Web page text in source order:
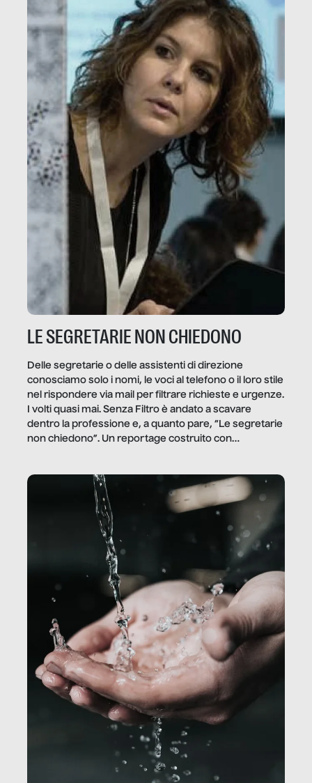
LE SEGRETARIE NON CHIEDONO
Delle segretarie o delle assistenti di direzione
conosciamo solo i nomi, le voci al telefono o il loro stile
nel rispondere via mail per filtrare richieste e urgenze.
I volti quasi mai. Senza Filtro è andato a scavare
dentro la professione e, a quanto pare, “Le segretarie
non chiedono”. Un reportage costruito con